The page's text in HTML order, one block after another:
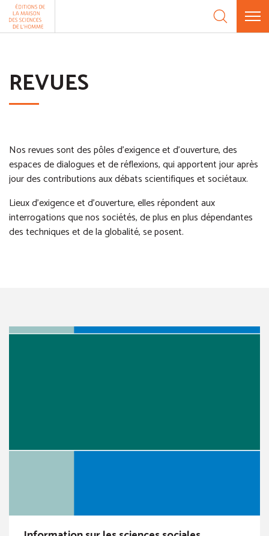
Aller au contenu
REVUES
Nos revues sont des pôles d’exigence et d’ouverture, des
espaces de dialogues et de réflexions, qui apportent jour après
jour des contributions aux débats scientifiques et sociétaux.
Lieux d’exigence et d’ouverture, elles répondent aux
interrogations que nos sociétés, de plus en plus dépendantes
des techniques et de la globalité, se posent.
Panneau de gestion des cookies